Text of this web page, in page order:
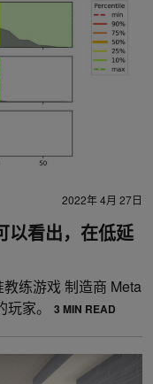
2022年 4月 27日
以看出，在低延
练游戏 制造商 Meta
家。
3 MIN READ